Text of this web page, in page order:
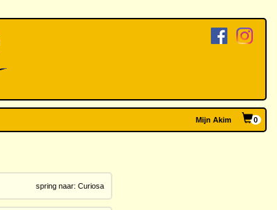
Mijn Akim 0
spring naar: Curiosa